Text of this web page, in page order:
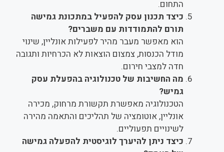
התחום.
כיצד תכנון עסק להפעיל במתכונת גמישה
תורם להתמודדות עם משברים?
הוא מאפשר מעבר מהיר לפעילות אונליין, שינוי
מודל הכנסות, צמצום הוצאות לא הכרחיות ותגובה
חדה למצבי חירום.
מה החשיבות של טכנולוגיה בהפעלת עסק
גמיש?
הטכנולוגיה מאפשרת תקשורת מרחוק, מכירה
אונליין, אוטומציה של תהליכים והתאמה מהירה
לשינויים תפעוליים.
כיצד ניתן להיערך לוגיסטית להפעלה גמישה